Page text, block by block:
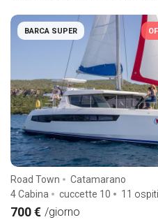
BARCA SUPER
Road Town
Catamarano
4 Cabina
cuccette 10 11 ospiti
700 € /giorno